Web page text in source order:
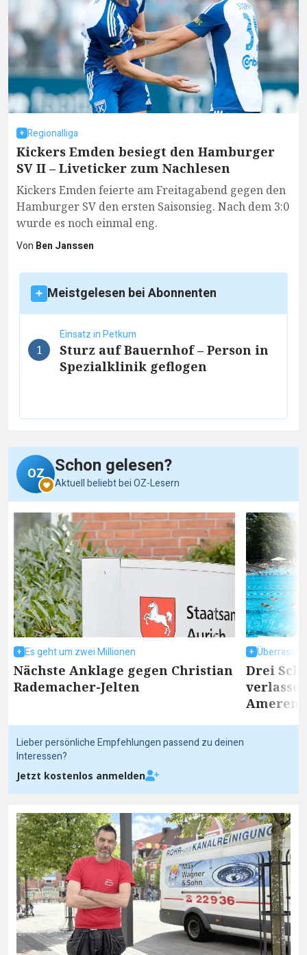
Regionalliga
Kickers Emden besiegt den Hamburger
SV II – Liveticker zum Nachlesen
Kickers Emden feierte am Freitagabend gegen den
Hamburger SV den ersten Saisonsieg. Nach dem 3:0
wurde es noch einmal eng.
Von Ben Janssen
Meistgelesen bei Abonnenten
1
Einsatz in Petkum
Sturz auf Bauernhof – Person in
Spezialklinik geflogen
OZ Schon gelesen?
Aktuell beliebt bei OZ-Lesern
Es geht um zwei Millionen
Nächste Anklage gegen Christian
Rademacher-Jelten
Drei
Ameren-
Lieber persönliche Empfehlungen passend zu deinen
Interessen?
Jetzt kostenlos anmelden